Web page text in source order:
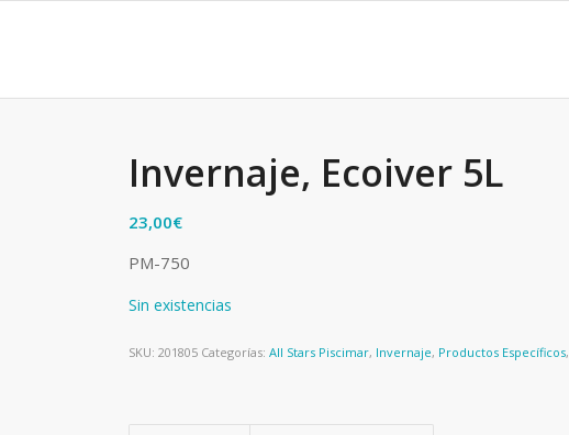
Invernaje, Ecoiver 5L
23,00€
PM-750
Sin existencias
SKU:201805 Categorías:All Stars Piscimar, Invernaje, Productos Específicos,